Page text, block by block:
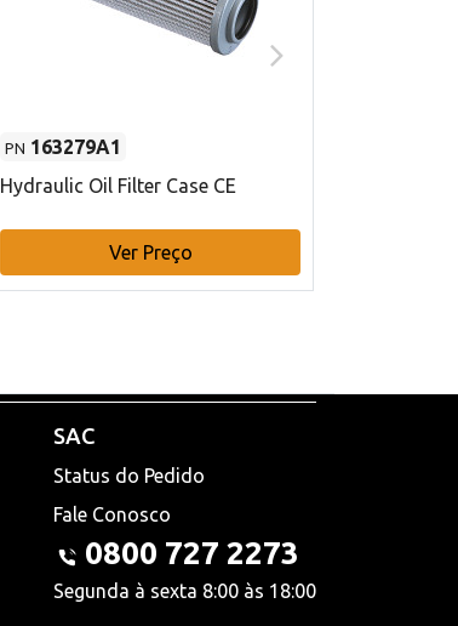
PN 163279A1
Hydraulic Oil Filter Case CE
Ver Preço
SAC
Status do Pedido
Fale Conosco
0800 727 2273
Segunda à sexta 8:00 às 18:00